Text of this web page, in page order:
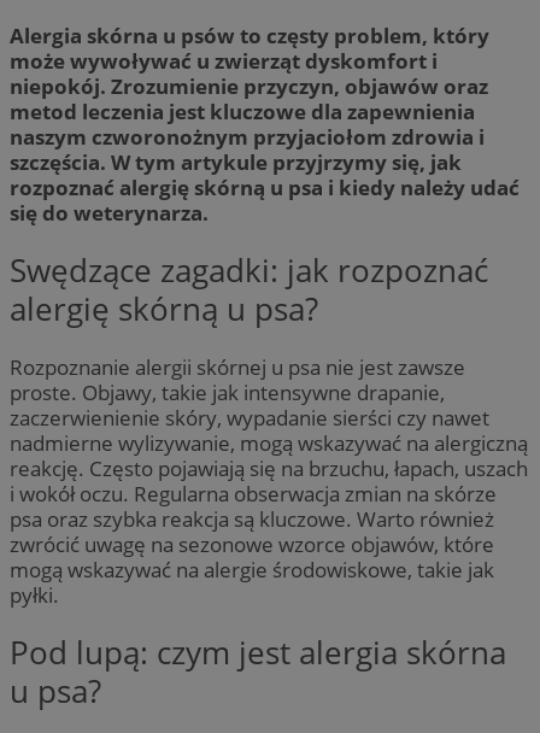
Alergia skórna u psów to częsty problem, który
może wywoływać u zwierząt dyskomfort i
niepokój. Zrozumienie przyczyn, objawów oraz
metod leczenia jest kluczowe dla zapewnienia
naszym czworonożnym przyjaciołom zdrowia i
szczęścia. W tym artykule przyjrzymy się, jak
rozpoznać alergię skórną u psa i kiedy należy udać
się do weterynarza.
Swędzące zagadki: jak rozpoznać
alergię skórną u psa?
Rozpoznanie alergii skórnej u psa nie jest zawsze
proste. Objawy, takie jak intensywne drapanie,
zaczerwienienie skóry, wypadanie sierści czy nawet
nadmierne wylizywanie, mogą wskazywać na alergiczną
reakcję. Często pojawiają się na brzuchu, łapach, uszach
i wokół oczu. Regularna obserwacja zmian na skórze
psa oraz szybka reakcja są kluczowe. Warto również
zwrócić uwagę na sezonowe wzorce objawów, które
mogą wskazywać na alergie środowiskowe, takie jak
pyłki.
Pod lupą: czym jest alergia skórna
u psa?